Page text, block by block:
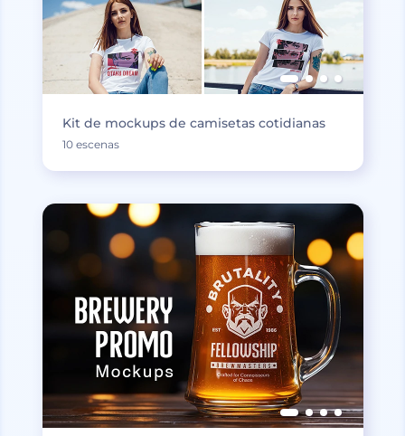
Kit de mockups de camisetas cotidianas
10 escenas